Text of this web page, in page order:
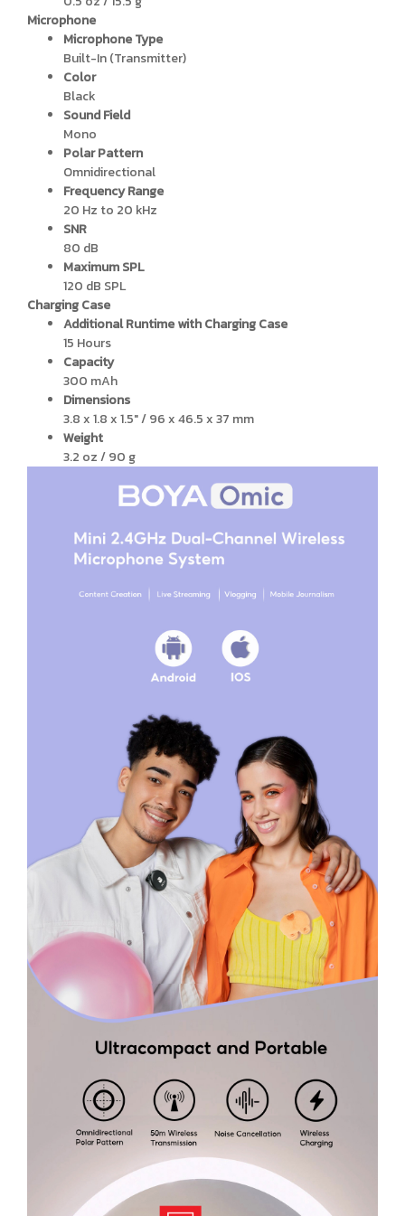
Microphone
Microphone Type
Built-In (Transmitter)
Color
Black
Sound Field
Mono
Polar Pattern
Omnidirectional
Frequency Range
20 Hz to 20 kHz
SNR
80 dB
Maximum SPL
120 dB SPL
Charging Case
Additional Runtime with Charging Case
15 Hours
Capacity
300 mAh
Dimensions
3.8 x 1.8 x 1.5″ / 96 x 46.5 x 37 mm
Weight
3.2 oz / 90 g